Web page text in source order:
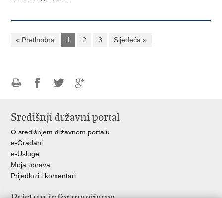
« Prethodna 1 2 3 Sljedeća »
FacebookuTwitteruGoogle
Središnji državni portal
O središnjem državnom portalu
e-Građani
e-Usluge
Moja uprava
Prijedlozi i komentari